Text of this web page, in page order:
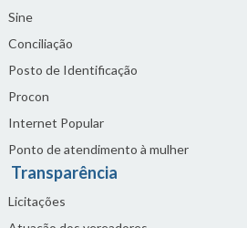
Sine
Conciliação
Posto de Identificação
Procon
Internet Popular
Ponto de atendimento à mulher
Transparência
Licitações